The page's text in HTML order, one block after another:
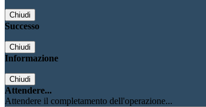
Chiudi
Successo
Chiudi
Informazione
Chiudi
Attendere...
Attendere il completamento dell'operazione...